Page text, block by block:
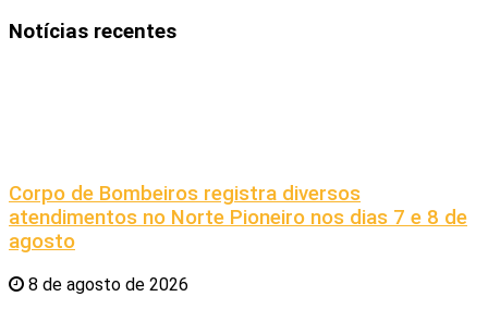
Notícias recentes
Corpo de Bombeiros registra diversos
atendimentos no Norte Pioneiro nos dias 7 e 8 de
agosto
8 de agosto de 2026